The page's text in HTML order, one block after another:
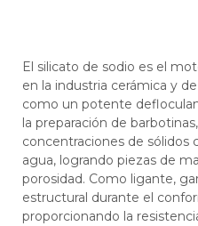
El silicato de sodio es el
en la industria cerámica y
como un potente
la preparación de
concentraciones de sólidos
agua, logrando piezas de
porosidad. Como ligante,
estructural durante el
proporcionando la